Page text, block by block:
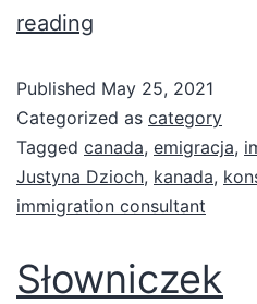
reading
Published May 25, 2021
Categorized as category
Tagged canada, emigracja,
Justyna Dzioch, kanada,
immigration consultant
Słowniczek